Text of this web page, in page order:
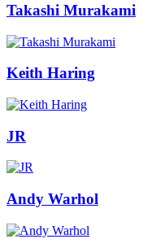
Takashi Murakami
Keith Haring
JR
Andy Warhol